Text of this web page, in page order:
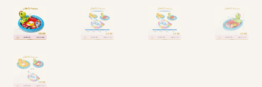
Birthdays أعياد الميلاد